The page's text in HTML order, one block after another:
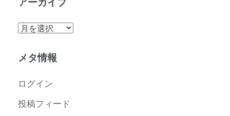
ア
カ
ブ
メタ情報
ログイン
投稿フィード